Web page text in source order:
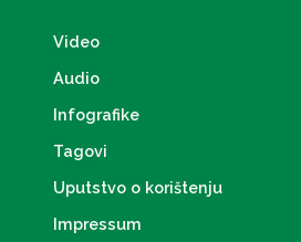
Video
Audio
Infografike
Tagovi
Uputstvo o korištenju
Impressum